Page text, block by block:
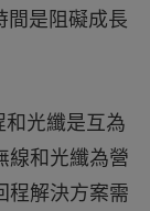
是阻礙成長
光纖是互為
線和光纖為營
程解決方案需